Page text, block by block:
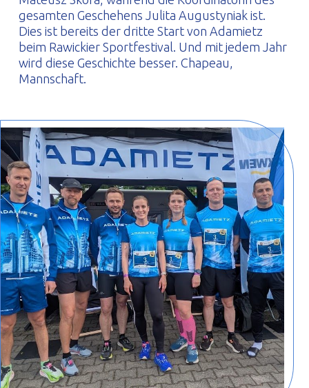
gesamten Geschehens Julita Augustyniak ist.
Dies ist bereits der dritte Start von Adamietz
beim Rawickier Sportfestival. Und mit jedem Jahr
wird diese Geschichte besser. Chapeau,
Mannschaft.